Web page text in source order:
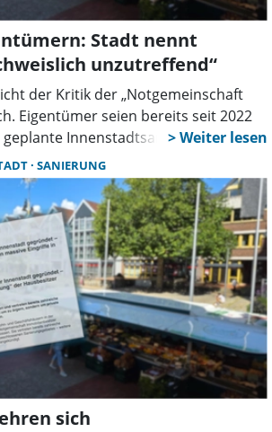
Stadt nennt
unzutreffend“
der Kritik der „Notgemeinschaft
Eigentümer seien bereits seit 2022
Innenstadtsanierung,
mögliche Ausgleichsbeträge
Verwaltung verweist auf mehrere
und öffentlich zugängliche
SANIERUNG
sich